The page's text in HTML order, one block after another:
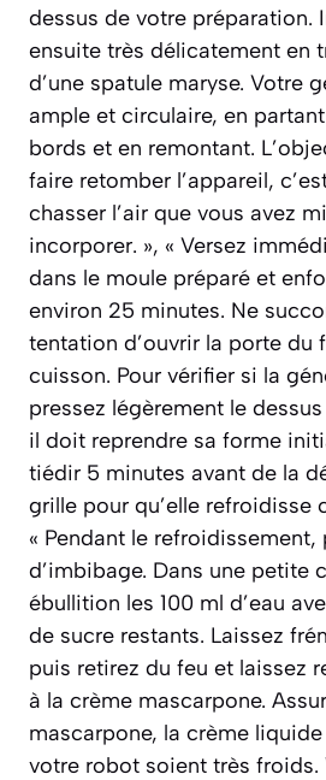
dessus de votre préparation.
ensuite très délicatement en
d’une spatule maryse. Votre
ample et circulaire, en
bords et en remontant.
faire retomber l’appareil,
chasser l’air que vous avez
incorporer. », « Versez
dans le moule préparé et
environ 25 minutes. Ne
tentation d’ouvrir la porte du
cuisson. Pour vérifier si la
pressez légèrement le
il doit reprendre sa forme
tiédir 5 minutes avant de la
grille pour qu’elle refroidisse
« Pendant le refroidissement,
d’imbibage. Dans une petite
ébullition les 100 ml d’eau
de sucre restants. Laissez
puis retirez du feu et laissez
à la crème mascarpone.
mascarpone, la crème
votre robot soient très froids.